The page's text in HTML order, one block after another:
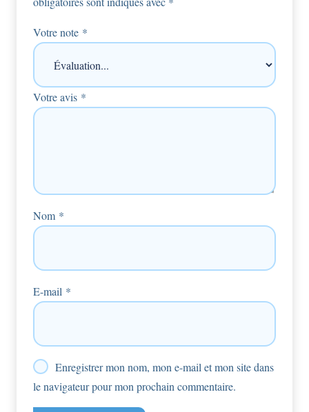
Votre note *
Votre avis *
Nom *
E-mail *
Enregistrer mon nom, mon e-mail et mon site dans
le navigateur pour mon prochain commentaire.